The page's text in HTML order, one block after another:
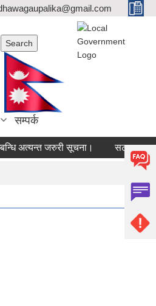
सम्पर्क
जरुरी सूचना। सटर भाडामा